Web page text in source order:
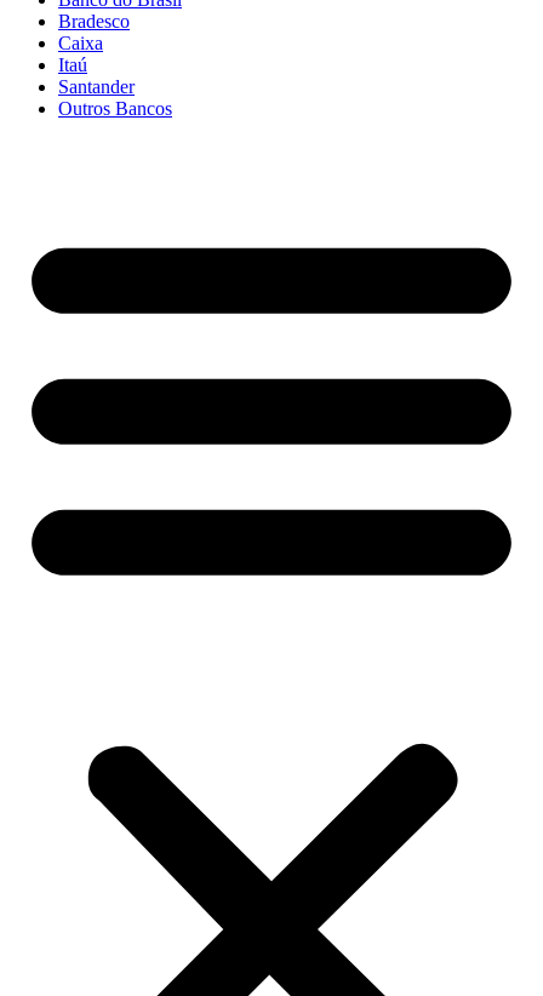
Bradesco
Caixa
Itaú
Santander
Outros Bancos